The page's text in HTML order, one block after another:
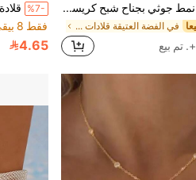
قلادة نمط جوثي بجناح شبح كريستال نحاس قديم، هدية عيد الهالوين
في الفضة العتيقة قلادات النساء
%7-
فقط 8 بيقي
4.65